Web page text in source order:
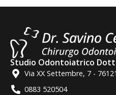
Studio Odontoiatrico
Via XX Settembre, 7 -
0883 520504